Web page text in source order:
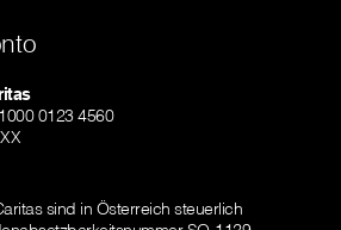
0123 4560
sind in Österreich steuerlich